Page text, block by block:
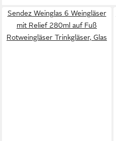
Sendez Weinglas 6 Weingläser
mit Relief 280ml auf Fuß
Rotweingläser Trinkgläser, Glas